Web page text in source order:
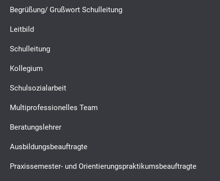
Begrüßung/ Grußwort Schulleitung
Leitbild
Schulleitung
Kollegium
Schulsozialarbeit
Multiprofessionelles Team
Beratungslehrer
Ausbildungsbeauftragte
Praxissemester- und Orientierungspraktikumsbeauftragte